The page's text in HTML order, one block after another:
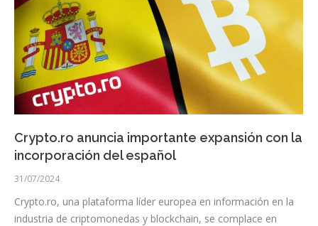
Crypto.ro anuncia importante expansión con la
incorporación del español
31/07/2024
Crypto.ro, una plataforma líder europea en información en la
industria de criptomonedas y blockchain, se complace en